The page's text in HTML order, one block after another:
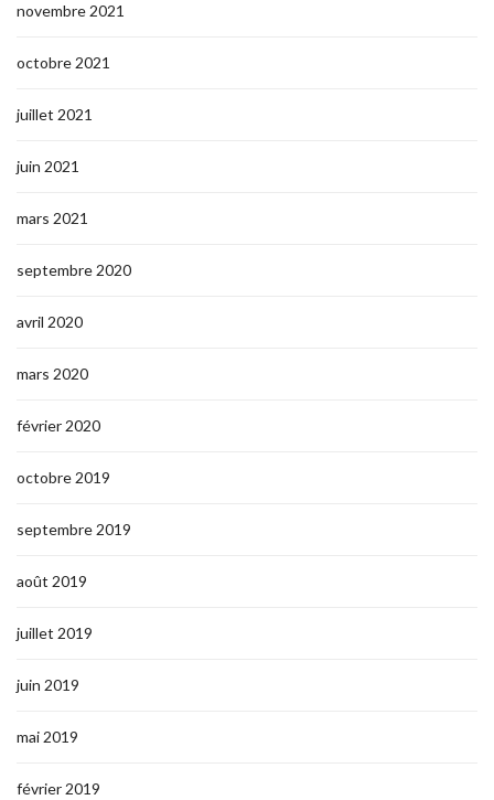
novembre 2021
octobre 2021
juillet 2021
juin 2021
mars 2021
septembre 2020
avril 2020
mars 2020
février 2020
octobre 2019
septembre 2019
août 2019
juillet 2019
juin 2019
mai 2019
février 2019